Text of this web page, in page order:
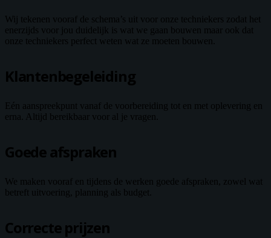
Wij tekenen vooraf de schema’s uit voor onze techniekers zodat het
enerzijds voor jou duidelijk is wat we gaan bouwen maar ook dat
onze techniekers perfect weten wat ze moeten bouwen.
Klantenbegeleiding
Eén aanspreekpunt vanaf de voorbereiding tot en met oplevering en
erna. Altijd bereikbaar voor al je vragen.
Goede afspraken
We maken vooraf en tijdens de werken goede afspraken, zowel wat
betreft uitvoering, planning als budget.
Correcte prijzen